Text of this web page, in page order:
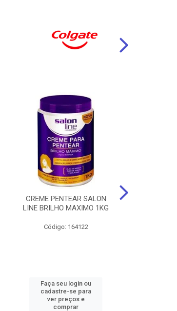
CREME PENTEAR SALON
LINE BRILHO MAXIMO 1KG
Código: 164122
Faça seu login ou
cadastre-se para
ver preços e
comprar